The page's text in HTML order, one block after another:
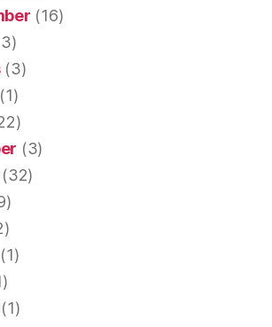
(16)
(3)
(1)
(3)
(32)
(1)
(1)